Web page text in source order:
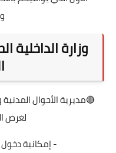
وزارة الداخلية
لغرض
- إمكانية